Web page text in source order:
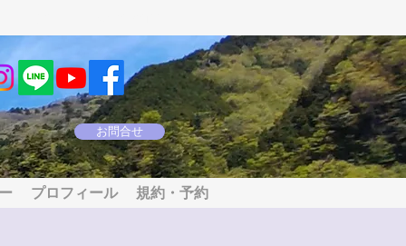
お問合せ
プロフィール 規約・予約